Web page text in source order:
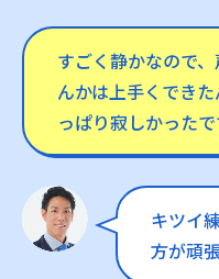
すごく静かなので
んかは上手くでき
っぱり寂しかったで
キツイ
方が頑